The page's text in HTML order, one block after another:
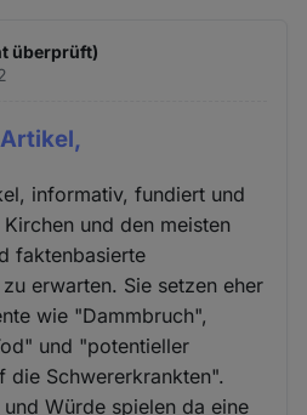
überprüft)
informativ, fundiert und
und den meisten
faktenbasierte
erwarten. Sie setzen eher
wie "Dammbruch",
und "potentieller
die Schwererkrankten".
Würde spielen da eine